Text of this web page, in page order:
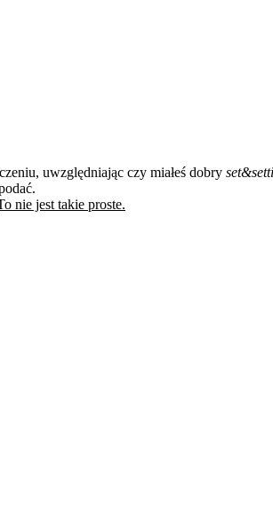
uwzględniając czy miałeś dobry
nie jest takie proste.